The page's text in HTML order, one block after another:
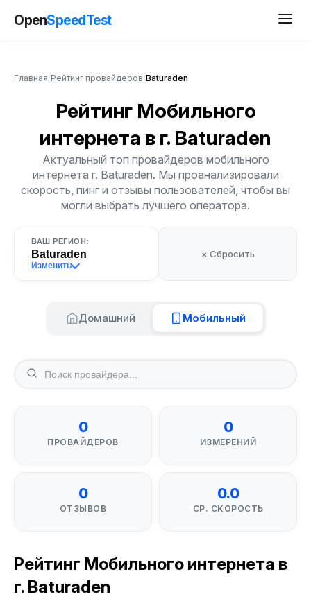
OpenSpeedTest
Главная Рейтинг провайдеров Baturaden
Рейтинг Мобильного
интернета в г. Baturaden
Актуальный топ провайдеров мобильного
интернета г. Baturaden. Мы проанализировали
скорость, пинг и отзывы пользователей, чтобы вы
могли выбрать лучшего оператора.
ВАШ РЕГИОН:
Baturaden
Изменить
× Сбросить
Домашний Мобильный
0
ПРОВАЙДЕРОВ
0
ИЗМЕРЕНИЙ
0
ОТЗЫВОВ
0.0
СР. СКОРОСТЬ
Рейтинг Мобильного интернета в
г. Baturaden